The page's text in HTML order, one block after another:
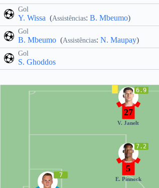
Gol
Y. Wissa (Assistências: B. Mbeumo)
Gol
B. Mbeumo (Assistências: N. Maupay)
Gol
S. Ghoddos
7
6.9
27
V. Janelt
7.2
5
E. Pinnock